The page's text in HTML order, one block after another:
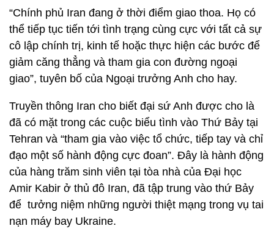
“Chính phủ Iran đang ở thời điểm giao thoa. Họ có
thể tiếp tục tiến tới tình trạng cùng cực với tất cả sự
cô lập chính trị, kinh tế hoặc thực hiện các bước để
giảm căng thẳng và tham gia con đường ngoại
giao”, tuyên bố của Ngoại trưởng Anh cho hay.
Truyền thông Iran cho biết đại sứ Anh được cho là
đã có mặt trong các cuộc biểu tình vào Thứ Bảy tại
Tehran và “tham gia vào việc tổ chức, tiếp tay và chỉ
đạo một số hành động cực đoan”. Đây là hành động
của hàng trăm sinh viên tại tòa nhà của Đại học
Amir Kabir ở thủ đô Iran, đã tập trung vào thứ Bảy
để tưởng niệm những người thiệt mạng trong vụ tai
nạn máy bay Ukraine.